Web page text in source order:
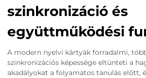
szinkronizáció és
együttműködési
A modern nyelvi kártyák forradalmi,
szinkronizációs képessége eltünteti a
akadályokat a folyamatos tanulás előtt,